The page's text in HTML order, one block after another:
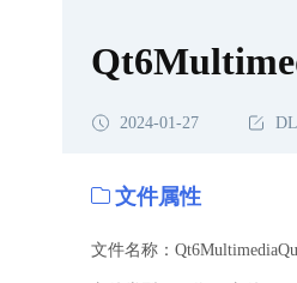
2024-01-27
文件属性
文件名称：